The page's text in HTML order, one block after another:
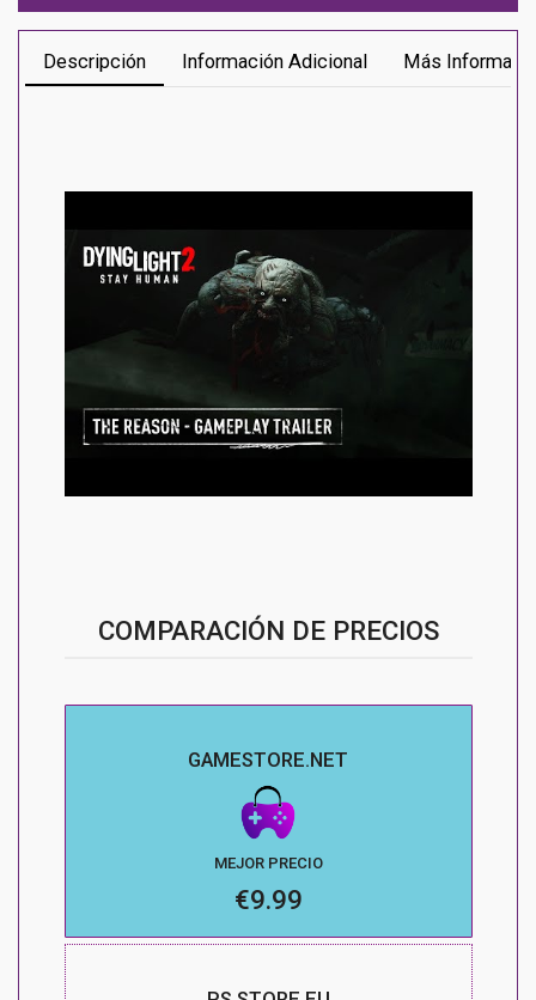
Descripción Información Adicional Más
COMPARACIÓN DE PRECIOS
GAMESTORE.NET
MEJOR PRECIO
€9.99